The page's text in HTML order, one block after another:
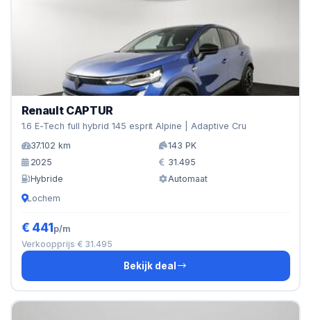
Renault CAPTUR
1.6 E-Tech full hybrid 145 esprit Alpine | Adaptive Cru
37.102 km
143 PK
2025
31.495
Hybride
Automaat
Lochem
€ 441p/m
Verkoopprijs € 31.495
Bekijk deal